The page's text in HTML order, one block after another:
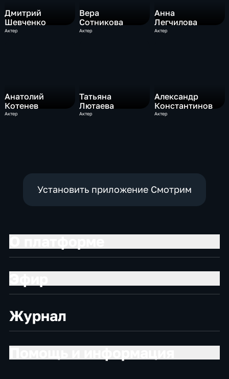
Дмитрий
Шевченко
Актер
Вера
Сотникова
Актер
Анна
Легчилова
Актер
Анатолий
Котенев
Актер
Татьяна
Лютаева
Актер
Александр
Константинов
Актер
Установить приложение Смотрим
Журнал